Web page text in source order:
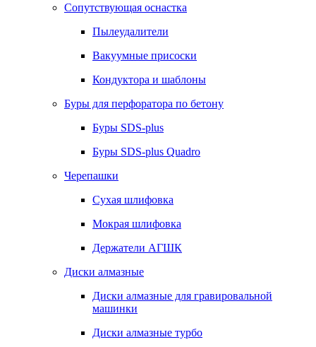
Сопутствующая оснастка
Пылеудалители
Вакуумные присоски
Кондуктора и шаблоны
Буры для перфоратора по бетону
Буры SDS-plus
Буры SDS-plus Quadro
Черепашки
Сухая шлифовка
Мокрая шлифовка
Держатели АГШК
Диски алмазные
Диски алмазные для гравировальной
машинки
Диски алмазные турбо